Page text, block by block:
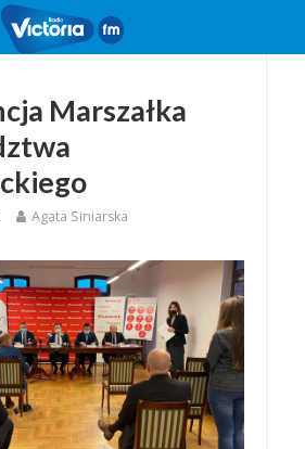
Marszałka
Agata Siniarska